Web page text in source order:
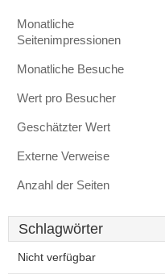
Monatliche
Seitenimpressionen
Monatliche Besuche
Wert pro Besucher
Geschätzter Wert
Externe Verweise
Anzahl der Seiten
Schlagwörter
Nicht verfügbar